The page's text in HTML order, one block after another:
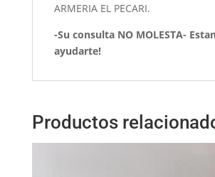
ARMERIA EL PECARI.
-Su consulta NO MOLESTA-
ayudarte!
Productos